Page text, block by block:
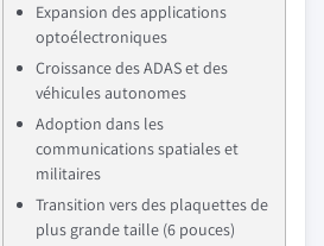
Expansion des applications
optoélectroniques
Croissance des ADAS et des
véhicules autonomes
Adoption dans les
communications spatiales et
militaires
Transition vers des plaquettes de
plus grande taille (6 pouces)